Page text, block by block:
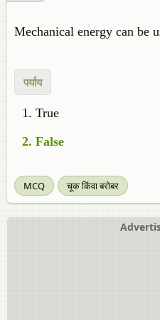
Mechanical energy can be
पर्याय
True
False
MCQ चूक किंवा बरोबर